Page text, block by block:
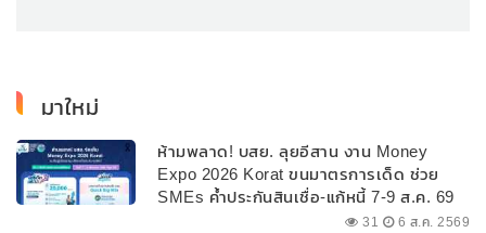
มาใหม่
ห้ามพลาด! บสย. ลุยอีสาน งาน Money
Expo 2026 Korat ขนมาตรการเด็ด ช่วย
SMEs ค้ำประกันสินเชื่อ-แก้หนี้ 7-9 ส.ค. 69
31 6 ส.ค. 2569